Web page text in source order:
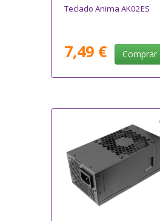
Teclado Anima AK02ES
7,49 € Comprar